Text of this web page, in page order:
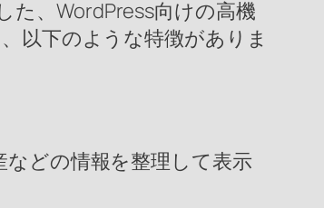
た、WordPress向けの高機
以下のような特徴がありま
どの情報を整理して表示